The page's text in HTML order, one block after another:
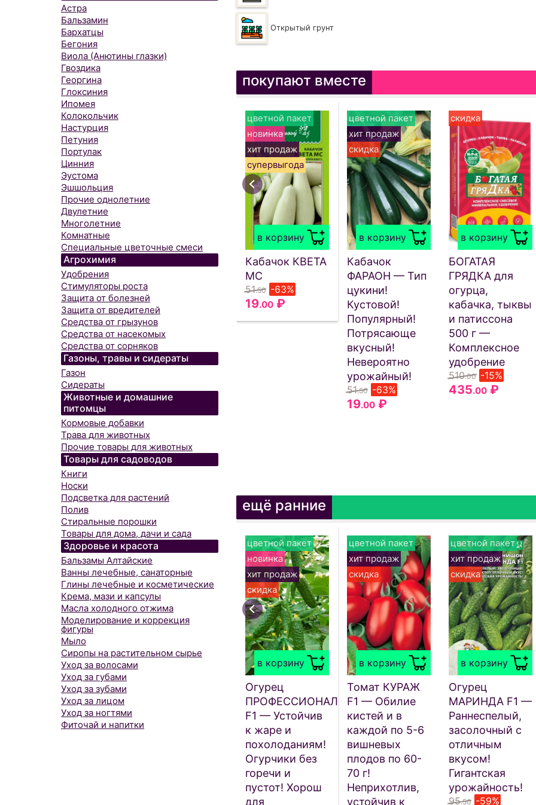
Астра
Бальзамин
Бархатцы
Бегония
Виола (Анютины глазки)
Гвоздика
Георгина
Глоксиния
Ипомея
Колокольчик
Настурция
Петуния
Портулак
Цинния
Эустома
Эшшольция
Прочие однолетние
Двулетние
Многолетние
Комнатные
Специальные цветочные смеси
Агрохимия
Удобрения
Стимуляторы роста
Защита от болезней
Защита от вредителей
Средства от грызунов
Средства от насекомых
Средства от сорняков
Газоны, травы и сидераты
Газон
Сидераты
Животные и домашние
питомцы
Кормовые добавки
Трава для животных
Прочие товары для животных
Товары для садоводов
Книги
Носки
Подсветка для растений
Полив
Стиральные порошки
Товары для дома, дачи и сада
Здоровье и красота
Бальзамы Алтайские
Ванны лечебные, санаторные
Глины лечебные и косметические
Крема, мази и капсулы
Масла холодного отжима
Моделирование и коррекция
фигуры
Мыло
Сиропы на растительном сырье
Уход за волосами
Уход за губами
Уход за зубами
Уход за лицом
Уход за ногтями
Фиточай и напитки
Открытый грунт
покупают вместе
в корзину
цветной пакет
новинка
хит продаж
супервыгода
Кабачок КВЕТА
МС
51.50 -63%
19.00₽
в корзину
цветной пакет
хит продаж
скидка
Кабачок
ФАРАОН — Тип
цукини!
Кустовой!
Популярный!
Потрясающе
вкусный!
Невероятно
урожайный!
51.50 -63%
19.00₽
в корзину
скидка
БОГАТАЯ
ГРЯДКА для
огурца,
кабачка, тыквы
и патиссона
500 г —
Комплексное
удобрение
510.00 -15%
435.00₽
ещё ранние
в корзину
цветной пакет
новинка
хит продаж
скидка
Огурец
ПРОФЕССИОНАЛ
F1 — Устойчив
к жаре и
похолоданиям!
Огурчики без
горечи и
пустот! Хорош
для
в корзину
цветной пакет
хит продаж
скидка
Томат КУРАЖ
F1 — Обилие
кистей и в
каждой по 5-6
вишневых
плодов по 60-
70 г!
Неприхотлив,
устойчив к
в корзину
цветной пакет
хит продаж
скидка
Огурец
МАРИНДА F1 —
Раннеспелый,
засолочный с
отличным
вкусом!
Гигантская
урожайность!
95.50 -59%